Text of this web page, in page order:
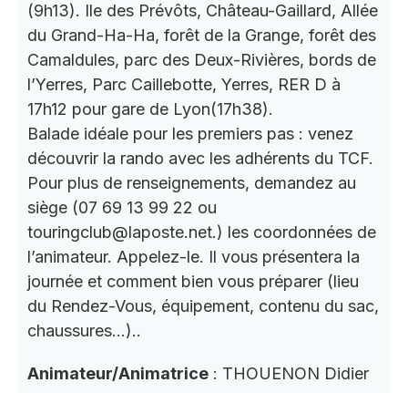
(9h13). Ile des Prévôts, Château-Gaillard, Allée
du Grand-Ha-Ha, forêt de la Grange, forêt des
Camaldules, parc des Deux-Rivières, bords de
l’Yerres, Parc Caillebotte, Yerres, RER D à
17h12 pour gare de Lyon(17h38).
Balade idéale pour les premiers pas : venez
découvrir la rando avec les adhérents du TCF.
Pour plus de renseignements, demandez au
siège (07 69 13 99 22 ou
touringclub@laposte.net.) les coordonnées de
l’animateur. Appelez-le. Il vous présentera la
journée et comment bien vous préparer (lieu
du Rendez-Vous, équipement, contenu du sac,
chaussures…)..
Animateur/Animatrice : THOUENON Didier